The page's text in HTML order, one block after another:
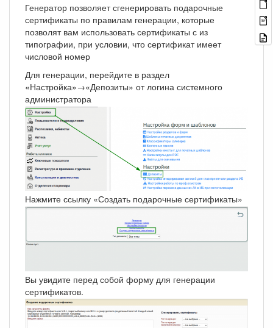
PDF
Генератор позволяет сгенерировать подарочные
сертификаты по правилам генерации, которые
позволят вам использовать сертификаты с из
типографии, при условии, что сертификат имеет
числовой номер
Для генерации, перейдите в раздел
«Настройка»→«Депозиты» от логина системного
администратора
Нажмите ссылку «Создать подарочные сертификаты»
Вы увидите перед собой форму для генерации
сертификатов.